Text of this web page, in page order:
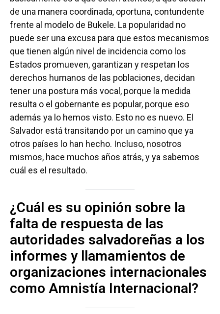
de una manera coordinada, oportuna, contundente
frente al modelo de Bukele. La popularidad no
puede ser una excusa para que estos mecanismos
que tienen algún nivel de incidencia como los
Estados promueven, garantizan y respetan los
derechos humanos de las poblaciones, decidan
tener una postura más vocal, porque la medida
resulta o el gobernante es popular, porque eso
además ya lo hemos visto. Esto no es nuevo. El
Salvador está transitando por un camino que ya
otros países lo han hecho. Incluso, nosotros
mismos, hace muchos años atrás, y ya sabemos
cuál es el resultado.
¿Cuál es su opinión sobre la
falta de respuesta de las
autoridades salvadoreñas a los
informes y llamamientos de
organizaciones internacionales
como Amnistía Internacional?